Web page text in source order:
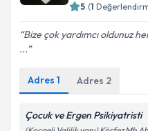
Kişisel verilerimin
Metni'ni okudum
kapsamda
5 (1
Bize çok yardımcı oldunuz
...
Adres 1 Adres 2
Çocuk ve Ergen Psikiyatristi